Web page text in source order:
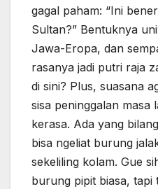
gagal paham: “Ini
Sultan?” Bentuknya
Jawa-Eropa, dan
rasanya jadi putri raja
di sini? Plus, suasana
sisa peninggalan masa
kerasa. Ada yang
bisa ngeliat burung
sekeliling kolam. Gue
burung pipit biasa, tapi